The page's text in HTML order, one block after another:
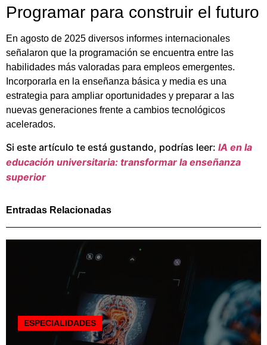
Programar para construir el futuro
En agosto de 2025 diversos informes internacionales
señalaron que la programación se encuentra entre las
habilidades más valoradas para empleos emergentes.
Incorporarla en la enseñanza básica y media es una
estrategia para ampliar oportunidades y preparar a las
nuevas generaciones frente a cambios tecnológicos
acelerados.
Si este artículo te está gustando, podrías leer: IA en la
educación universitaria: transformar la enseñanza
superior
Entradas Relacionadas
ESPECIALIDADES